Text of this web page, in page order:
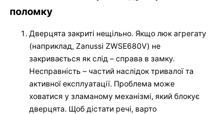
поломку
Дверцята закриті нещільно. Якщо люк агрегату
(наприклад, Zanussi ZWSE680V) не
закривається як слід – справа в замку.
Несправність – частий наслідок тривалої та
активної експлуатації. Проблема може
ховатися у зламаному механізмі, який блокує
дверцята. Щоб дістати речі, варто